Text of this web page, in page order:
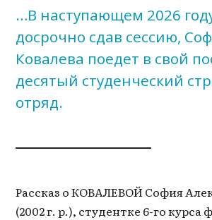
…В наступающем 2026
досрочно сдав сессию,
Ковалева поедет в свой
десятый студенческий
отряд.
Рассказ о КОВАЛЕВОЙ София
(2002 г. р.), студентке 6-го курса